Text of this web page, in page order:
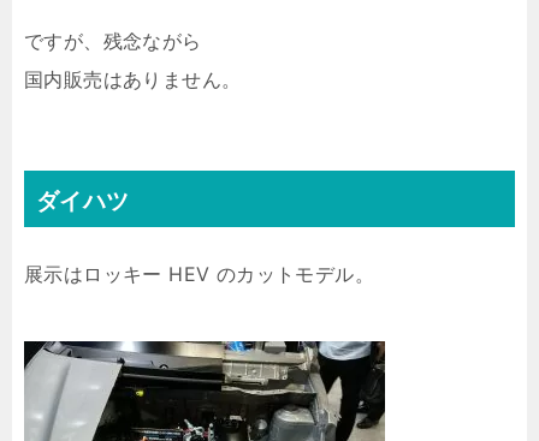
ですが、残念ながら
国内販売はありません。
ダイハツ
展示はロッキー HEV のカットモデル。